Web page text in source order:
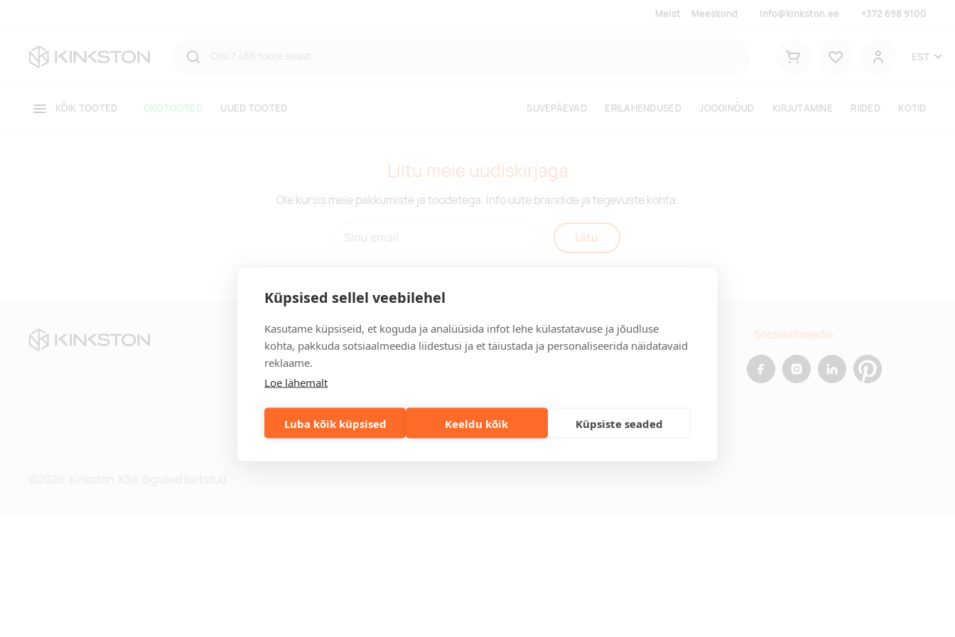
Küpsised sellel veebilehel
Kasutame küpsiseid, et koguda ja analüüsida infot lehe külastatavuse ja jõudluse
kohta, pakkuda sotsiaalmeedia liidestusi ja et täiustada ja personaliseerida näidatavaid
reklaame.
Loe lähemalt
Luba kõik küpsised Keeldu kõik Küpsiste seaded
Meist Meeskond info@kinkston.ee +372 698 9100
Ostukorv
Kasutaja
EST
KÕIK TOOTED ÖKOTOOTED UUED TOOTED SUVEPÄEVAD ERILAHENDUSED JOOGINÕUD KIRJUTAMINE RIIDED KOTID
Liitu meie uudiskirjaga
Ole kursis meie pakkumiste ja toodetega. Info uute brändide ja tegevuste kohta.
Liitu
Kiirelt leitav
Teenused
Erilahendused
Meeskond
Blogi
Ettevõttest
Privaatsuspoliitika
Kontakt
Sotsiaalmeedia